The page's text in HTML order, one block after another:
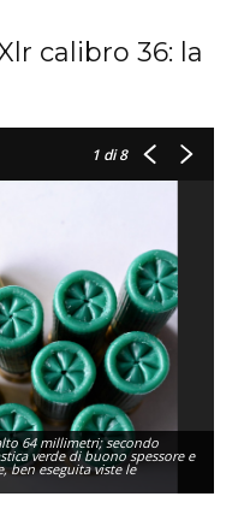
calibro 36: la
1 di 8
64 millimetri; secondo
verde di buono spessore e
ben eseguita viste le